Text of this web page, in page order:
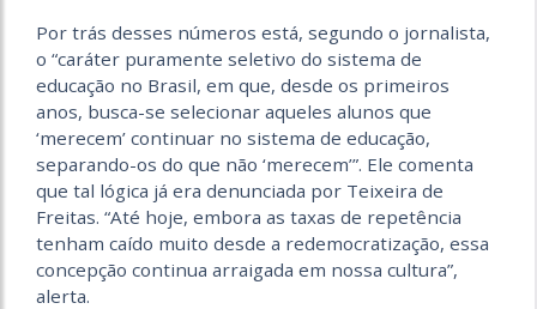
Por trás desses números está, segundo o jornalista,
o “caráter puramente seletivo do sistema de
educação no Brasil, em que, desde os primeiros
anos, busca-se selecionar aqueles alunos que
‘merecem’ continuar no sistema de educação,
separando-os do que não ‘merecem’”. Ele comenta
que tal lógica já era denunciada por Teixeira de
Freitas. “Até hoje, embora as taxas de repetência
tenham caído muito desde a redemocratização, essa
concepção continua arraigada em nossa cultura”,
alerta.